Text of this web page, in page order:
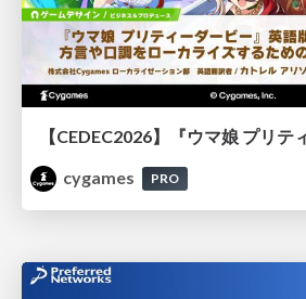
cygames
PRO